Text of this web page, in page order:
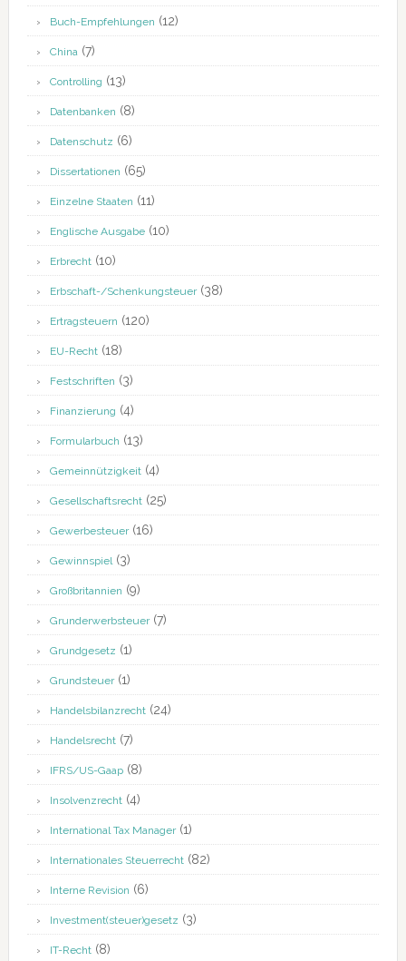
Buch-Empfehlungen (12)
China(7)
Controlling (13)
Datenbanken (8)
Datenschutz (6)
Dissertationen (65)
Einzelne Staaten (11)
Englische Ausgabe(10)
Erbrecht(10)
Erbschaft-/Schenkungsteuer(38)
Ertragsteuern (120)
EU-Recht(18)
Festschriften (3)
Finanzierung (4)
Formularbuch (13)
Gemeinnützigkeit(4)
Gesellschaftsrecht(25)
Gewerbesteuer(16)
Gewinnspiel(3)
Großbritannien (9)
Grunderwerbsteuer(7)
Grundgesetz (1)
Grundsteuer(1)
Handelsbilanzrecht(24)
Handelsrecht(7)
IFRS/US-Gaap(8)
Insolvenzrecht(4)
International Tax Manager(1)
Internationales Steuerrecht(82)
Interne Revision (6)
Investment(steuer)gesetz (3)
IT-Recht(8)